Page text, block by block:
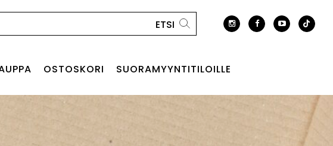
OSTOSKORI SUORAMYYNTITILOILLE